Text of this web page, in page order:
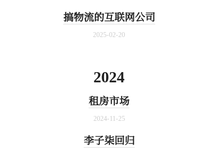
搞物流的互联网公司
2025-02-20
2024
租房市场
2024-11-25
李子柒回归